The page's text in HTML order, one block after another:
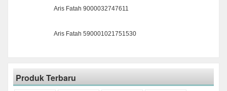
Aris Fatah 9000032747611
Aris Fatah 590001021751530
Produk Terbaru